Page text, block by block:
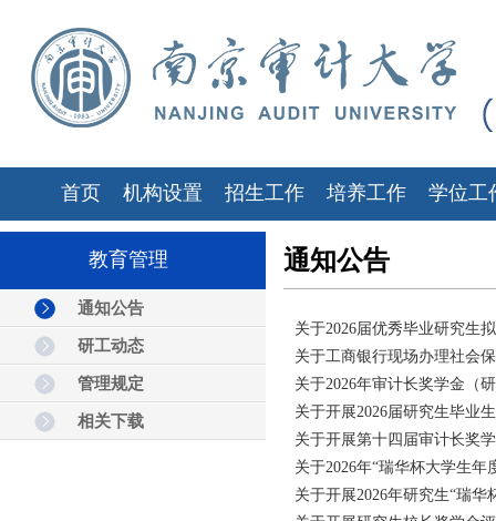
首页 机构设置 招生工作 培养工作 学位工
教育管理
通知公告
研工动态
管理规定
相关下载
通知公告
关于2026届优秀毕业研究生
关于工商银行现场办理社会
关于2026年审计长奖学金（
关于开展2026届研究生毕业
关于开展第十四届审计长奖
关于2026年“瑞华杯大学生
关于开展2026年研究生“瑞